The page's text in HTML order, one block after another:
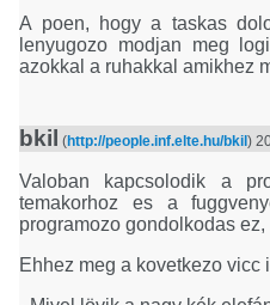
A poen, hogy a taskas
lenyugozo modjan meg
azokkal a ruhakkal amikhez
bkil (http://people.inf.elte.hu/bkil)
Valoban kapcsolodik a
temakorhoz es a
programozo gondolkodas
Ehhez meg a kovetkezo vicc